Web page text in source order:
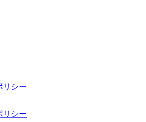
リシー
リシー